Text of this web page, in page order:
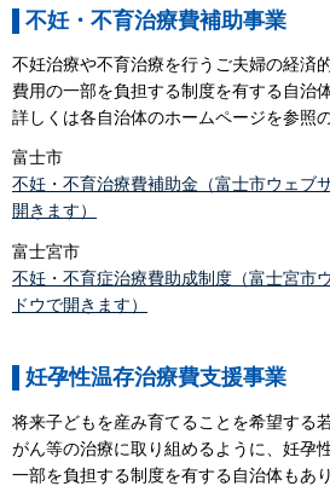
不妊・不育治療費補助事業
不妊治療や不育治療を行うご夫婦の経済
費用の一部を負担する制度を有する自治
詳しくは各自治体のホームページを参照
富士市
不妊・不育治療費補助金（富士市ウェブ
開きます）
富士宮市
不妊・不育症治療費助成制度（富士宮市
ドウで開きます）
妊孕性温存治療費支援事業
将来子どもを産み育てることを希望する
がん等の治療に取り組めるように、妊孕
一部を負担する制度を有する自治体もあり